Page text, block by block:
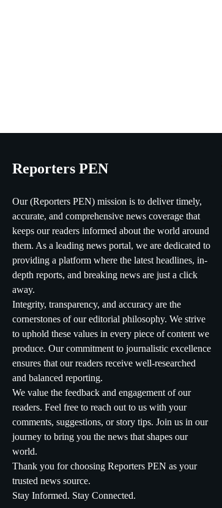
Reporters PEN
Our (Reporters PEN) mission is to deliver timely,
accurate, and comprehensive news coverage that
keeps our readers informed about the world around
them. As a leading news portal, we are dedicated to
providing a platform where the latest headlines, in-
depth reports, and breaking news are just a click
away.
Integrity, transparency, and accuracy are the
cornerstones of our editorial philosophy. We strive
to uphold these values in every piece of content we
produce. Our commitment to journalistic excellence
ensures that our readers receive well-researched
and balanced reporting.
We value the feedback and engagement of our
readers. Feel free to reach out to us with your
comments, suggestions, or story tips. Join us in our
journey to bring you the news that shapes our
world.
Thank you for choosing Reporters PEN as your
trusted news source.
Stay Informed. Stay Connected.